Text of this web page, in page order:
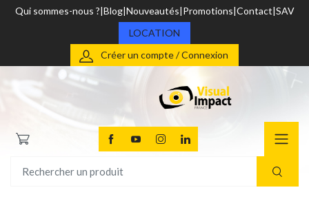
Qui sommes-nous ? Blog Nouveautés Promotions Contact SAV
LOCATION
Créer un compte / Connexion